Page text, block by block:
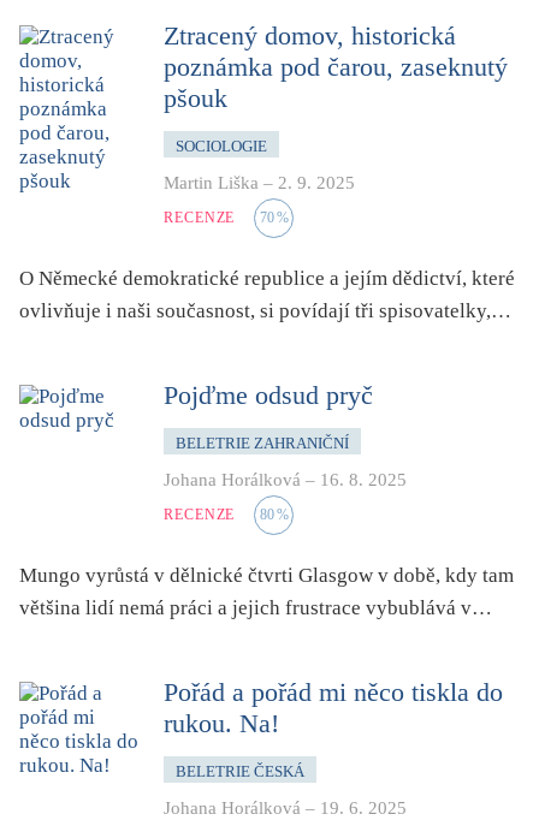
obrázková
od 15 let
parodie
poezie
pohádka
pro 9 až 12 let
publicistika, média
rozhovor
sex
sociální sítě, virtuální realita
společnost
sport
Ztracený domov, historická
poznámka pod čarou, zaseknutý
pšouk
SOCIOLOGIE
Martin Liška – 2. 9. 2025
RECENZE 70%
O Německé demokratické republice a jejím dědictví, které
ovlivňuje i naši současnost, si povídají tři spisovatelky,…
Pojďme odsud pryč
BELETRIE ZAHRANIČNÍ
Johana Horálková – 16. 8. 2025
RECENZE 80%
Mungo vyrůstá v dělnické čtvrti Glasgow v době, kdy tam
většina lidí nemá práci a jejich frustrace vybublává v…
Pořád a pořád mi něco tiskla do
rukou. Na!
BELETRIE ČESKÁ
Johana Horálková – 19. 6. 2025